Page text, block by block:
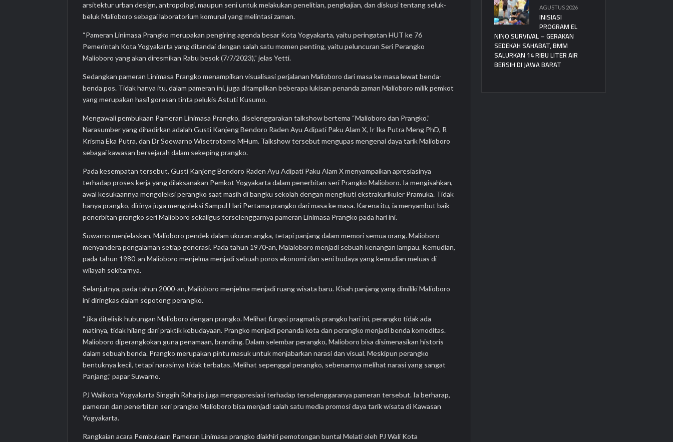
arsitektur urban design, antropologi, maupun seni untuk melakukan penelitian, pengkajian, dan diskusi tentang seluk-
beluk Malioboro sebagai laboratorium komunal yang melintasi zaman.
“Pameran Linimasa Prangko merupakan pengiring agenda besar Kota Yogyakarta, yaitu peringatan HUT ke 76
Pemerintah Kota Yogyakarta yang ditandai dengan salah satu momen penting, yaitu peluncuran Seri Perangko
Malioboro yang akan diresmikan Rabu besok (7/7/2023),” jelas Yetti.
Sedangkan pameran Linimasa Prangko menampilkan visualisasi perjalanan Malioboro dari masa ke masa lewat benda-
benda pos. Tidak hanya itu, dalam pameran ini, juga ditampilkan beberapa lukisan penanda zaman Malioboro milik pemkot
yang merupakan hasil goresan tinta pelukis Astuti Kusumo.
Mengawali pembukaan Pameran Linimasa Prangko, diselenggarakan talkshow bertema “Malioboro dan Prangko.”
Narasumber yang dihadirkan adalah Gusti Kanjeng Bendoro Raden Ayu Adipati Paku Alam X, Ir Ika Putra Meng PhD, R
Krisma Eka Putra, dan Dr Soewarno Wisetrotomo MHum. Talkshow tersebut mengupas mengenai daya tarik Malioboro
sebagai kawasan bersejarah dalam sekeping prangko.
Pada kesempatan tersebut, Gusti Kanjeng Bendoro Raden Ayu Adipati Paku Alam X menyampaikan apresiasinya
terhadap proses kerja yang dilaksanakan Pemkot Yogyakarta dalam penerbitan seri Prangko Malioboro. Ia mengisahkan,
awal kesukaannya mengoleksi perangko saat masih di bangku sekolah dengan mengikuti ekstrakurikuler Pramuka. Tidak
hanya prangko, dirinya juga mengoleksi Sampul Hari Pertama prangko dari masa ke masa. Karena itu, ia menyambut baik
penerbitan prangko seri Malioboro sekaligus terselenggarnya pameran Linimasa Prangko pada hari ini.
Suwarno menjelaskan, Malioboro pendek dalam ukuran angka, tetapi panjang dalam memori semua orang. Malioboro
menyandera pengalaman setiap generasi. Pada tahun 1970-an, Malaioboro menjadi sebuah kenangan lampau. Kemudian,
pada tahun 1980-an Malioboro menjelma menjadi sebuah poros ekonomi dan seni budaya yang kemudian meluas di
wilayah sekitarnya.
Selanjutnya, pada tahun 2000-an, Malioboro menjelma menjadi ruang wisata baru. Kisah panjang yang dimiliki Malioboro
ini diringkas dalam sepotong perangko.
“Jika ditelisik hubungan Malioboro dengan prangko. Melihat fungsi pragmatis prangko hari ini, perangko tidak ada
matinya, tidak hilang dari praktik kebudayaan. Prangko menjadi penanda kota dan perangko menjadi benda komoditas.
Malioboro diperangkokan guna penamaan, branding. Dalam selembar perangko, Malioboro bisa disimenasikan historis
dalam sebuah benda. Prangko merupakan pintu masuk untuk menjabarkan narasi dan visual. Meskipun perangko
bentuknya kecil, tetapi narasinya tidak terbatas. Melihat sepenggal perangko, sebenarnya melihat narasi yang sangat
Panjang,” papar Suwarno.
PJ Walikota Yogyakarta Singgih Raharjo juga mengapresiasi terhadap terselenggaranya pameran tersebut. Ia berharap,
pameran dan penerbitan seri prangko Malioboro bisa menjadi salah satu media promosi daya tarik wisata di Kawasan
Yogyakarta.
Rangkaian acara Pembukaan Pameran Linimasa prangko diakhiri pemotongan buntal Melati oleh PJ Wali Kota
AGUSTUS 2026
INISIASI
PROGRAM EL
NINO SURVIVAL – GERAKAN
SEDEKAH SAHABAT, BMM
SALURKAN 14 RIBU LITER AIR
BERSIH DI JAWA BARAT